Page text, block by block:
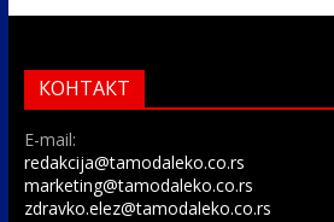
КОНТАКТ
E-mail:
redakcija@tamodaleko.co.rs
marketing@tamodaleko.co.rs
zdravko.elez@tamodaleko.co.rs